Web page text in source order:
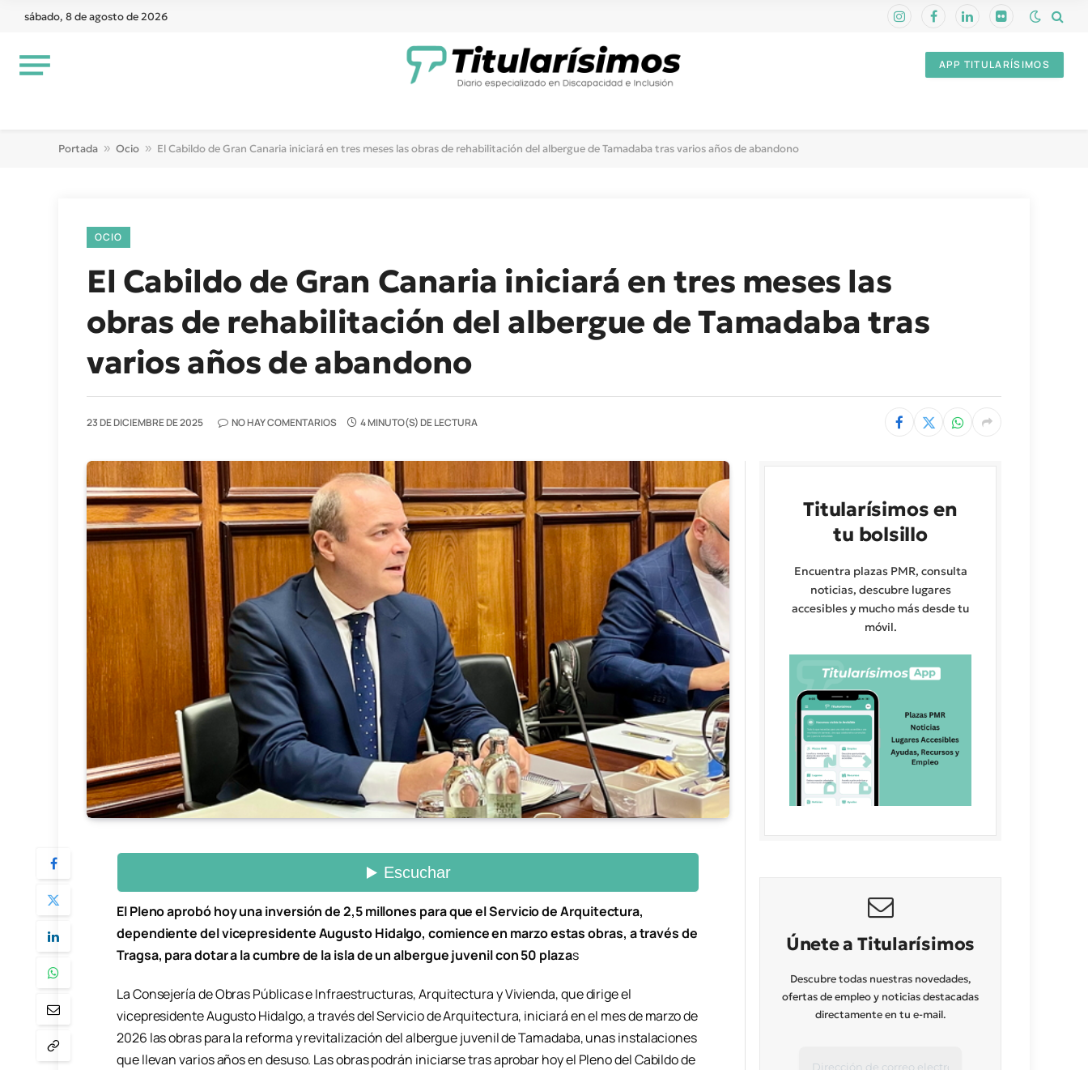
sábado, 8 de agosto de 2026 InstagramFacebookLinkedInFlickr
APP TITULARÍSIMOS
Portada » Ocio » El Cabildo de Gran Canaria iniciará en tres meses las obras de rehabilitación del albergue de Tamadaba tras varios años de abandono
OCIO
El Cabildo de Gran Canaria iniciará en tres meses las
obras de rehabilitación del albergue de Tamadaba tras
varios años de abandono
23 DE DICIEMBRE DE 2025 NO HAY COMENTARIOS 4 MINUTO(S) DE LECTURA
El Pleno aprobó hoy una inversión de 2,5 millones para que el Servicio de Arquitectura,
dependiente del vicepresidente Augusto Hidalgo, comience en marzo estas obras, a través de
Tragsa, para dotar a la cumbre de la isla de un albergue juvenil con 50 plazas
La Consejería de Obras Públicas e Infraestructuras, Arquitectura y Vivienda, que dirige el
vicepresidente Augusto Hidalgo, a través del Servicio de Arquitectura, iniciará en el mes de marzo de
2026 las obras para la reforma y revitalización del albergue juvenil de Tamadaba, unas instalaciones
que llevan varios años en desuso. Las obras podrán iniciarse tras aprobar hoy el Pleno del Cabildo de
Titularísimos en
tu bolsillo
Encuentra plazas PMR, consulta
noticias, descubre lugares
accesibles y mucho más desde tu
móvil.
Únete a Titularísimos
Descubre todas nuestras novedades,
ofertas de empleo y noticias destacadas
directamente en tu e-mail.